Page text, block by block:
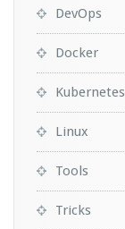
DevOps
Docker
Kubernetes
Linux
Tools
Tricks